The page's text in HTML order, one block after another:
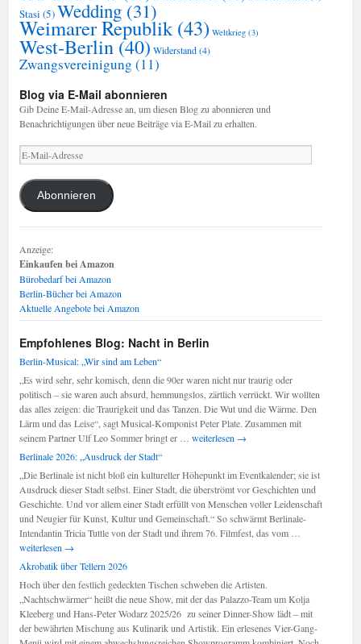
Stasi (5)Wedding (31)
Weimarer Republik(43) Weltkrieg (3)
West-Berlin (40) Widerstand(4)
Zwangsvereinigung (11)
Blog via E-Mail abonnieren
Gib Deine E-Mail-Adresse an, um diesen Blog zu abonnieren und
Benachrichtigungen über neue Beiträge via E-Mail zu erhalten.
E-
Mail-
Adresse
Abonnieren
Anzeige:
Einkaufen bei Amazon
Bürobedarf bei Amazon
Berlin-Bücher bei Amazon
Aktuelle Angebote bei Amazon
Empfohlenes Blog: Nacht in Berlin
Berlin-Musical: „Wir sind am Leben“
„Es wird sehr, sehr komisch, denn die 90er waren nicht nur traurig oder
politisch – sie waren auch absurd, hemmungslos, zärtlich verrückt. Wir wollten
das alles zeigen: die Traurigkeit und das Tanzen. Die Wut und die Wärme. Den
Lärm und das Leise“, sagt Musical-Komponist Peter Plate. Zusammen mit
seinem Partner Ulf Leo Sommer bringt er … Berlin-
sind
am
Leben“
weiterlesen →
Berlinale 2026: „Ausdruck der Stadt“
„Die Berlinale ist nicht bloß ein kultureller Höhepunkt im Eventkalender; sie ist
Ausdruck dieser Stadt selbst. Einer Stadt, die überströmt vor Geschichten und
Geschichte. Und vor allem einer Stadt erfüllt von Menschen voller Leidenschaft
und Neugier für Kunst, Kultur und Gemeinschaft.“ So schwärmt Berlinale-
Intendantin Tricia Tuttle von der Stadt und ihrem 76. Filmfest, das vom …
weiterlesen →
Akrobatik über Tellern 2026
Hoch über den festlich gedeckten Tischen schweben die Artisten.
„Nachtschwärmer“ heißt die neue Show, mit der das Palazzo-Team um Kolja
Kleeberg und Hans-Peter Wodarz 2025/26 zu seiner Dinner-Show lädt – mit
der bewährten Mischung aus Kulinarik und Artistik. Ein erlesenes Vier-Gang-